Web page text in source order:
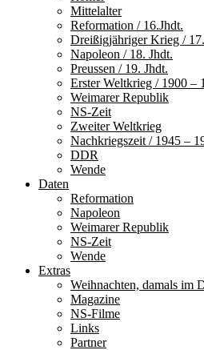
Mittelalter
Reformation / 16.Jhdt.
Dreißigjähriger Krieg /
Napoleon / 18. Jhdt.
Preussen / 19. Jhdt.
Erster Weltkrieg / 1900 –
Weimarer Republik
NS-Zeit
Zweiter Weltkrieg
Nachkriegszeit / 1945 –
DDR
Wende
Daten
Reformation
Napoleon
Weimarer Republik
NS-Zeit
Wende
Extras
Weihnachten, damals im
Magazine
NS-Filme
Links
Partner